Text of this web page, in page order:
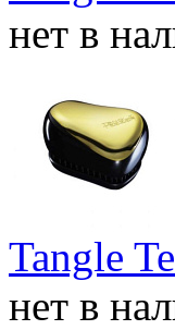
нет в
Tangle
нет в